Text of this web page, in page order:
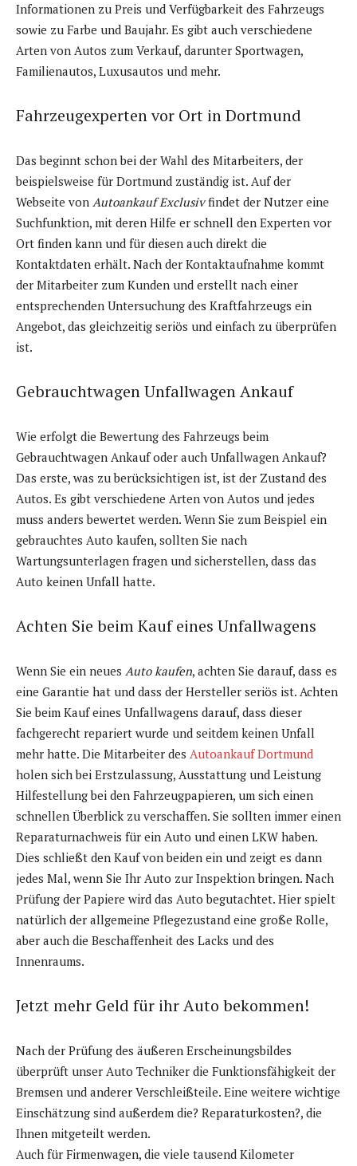
Informationen zu Preis und Verfügbarkeit des Fahrzeugs
sowie zu Farbe und Baujahr. Es gibt auch verschiedene
Arten von Autos zum Verkauf, darunter Sportwagen,
Familienautos, Luxusautos und mehr.
Fahrzeugexperten vor Ort in Dortmund
Das beginnt schon bei der Wahl des Mitarbeiters, der
beispielsweise für Dortmund zuständig ist. Auf der
Webseite von Autoankauf Exclusivfindet der Nutzer eine
Suchfunktion, mit deren Hilfe er schnell den Experten vor
Ort finden kann und für diesen auch direkt die
Kontaktdaten erhält. Nach der Kontaktaufnahme kommt
der Mitarbeiter zum Kunden und erstellt nach einer
entsprechenden Untersuchung des Kraftfahrzeugs ein
Angebot, das gleichzeitig seriös und einfach zu überprüfen
ist.
Gebrauchtwagen Unfallwagen Ankauf
Wie erfolgt die Bewertung des Fahrzeugs beim
Gebrauchtwagen Ankauf oder auch Unfallwagen Ankauf?
Das erste, was zu berücksichtigen ist, ist der Zustand des
Autos. Es gibt verschiedene Arten von Autos und jedes
muss anders bewertet werden. Wenn Sie zum Beispiel ein
gebrauchtes Auto kaufen, sollten Sie nach
Wartungsunterlagen fragen und sicherstellen, dass das
Auto keinen Unfall hatte.
Achten Sie beim Kauf eines Unfallwagens
Wenn Sie ein neues Auto kaufen, achten Sie darauf, dass es
eine Garantie hat und dass der Hersteller seriös ist. Achten
Sie beim Kauf eines Unfallwagens darauf, dass dieser
fachgerecht repariert wurde und seitdem keinen Unfall
mehr hatte. Die Mitarbeiter des Autoankauf Dortmund
holen sich bei Erstzulassung, Ausstattung und Leistung
Hilfestellung bei den Fahrzeugpapieren, um sich einen
schnellen Überblick zu verschaffen. Sie sollten immer einen
Reparaturnachweis für ein Auto und einen LKW haben.
Dies schließt den Kauf von beiden ein und zeigt es dann
jedes Mal, wenn Sie Ihr Auto zur Inspektion bringen. Nach
Prüfung der Papiere wird das Auto begutachtet. Hier spielt
natürlich der allgemeine Pflegezustand eine große Rolle,
aber auch die Beschaffenheit des Lacks und des
Innenraums.
Jetzt mehr Geld für ihr Auto bekommen!
Nach der Prüfung des äußeren Erscheinungsbildes
überprüft unser Auto Techniker die Funktionsfähigkeit der
Bremsen und anderer Verschleißteile. Eine weitere wichtige
Einschätzung sind außerdem die? Reparaturkosten?, die
Ihnen mitgeteilt werden.
Auch für Firmenwagen, die viele tausend Kilometer